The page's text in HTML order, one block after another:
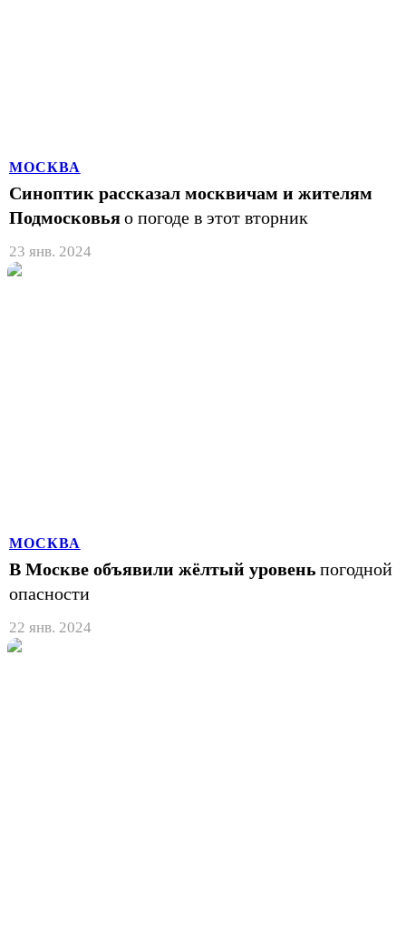
МОСКВА
Синоптик рассказал москвичам и жителям
Подмосковьяо погоде в этот вторник
23 янв. 2024
МОСКВА
В Москве объявили жёлтый уровень погодной
опасности
22 янв. 2024